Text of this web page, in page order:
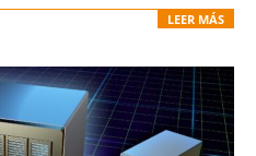
LEER MÁS